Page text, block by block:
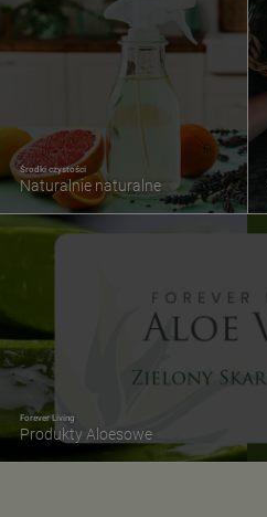
Forever Living
Produkty Aloesowe
Środki czystości
Naturalnie naturalne